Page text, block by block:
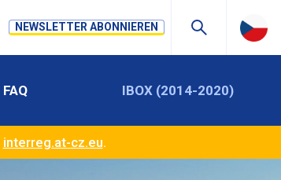
NEWSLETTER ABONNIEREN
FAQ IBOX (2014-2020)
interreg.at-cz.eu.